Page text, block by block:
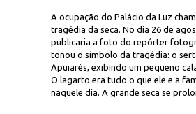
A ocupação do Palácio da Luz
tragédia da seca. No dia 26 de
publicaria a foto do repórter
tonou o símbolo da tragédia: o
Apuiarés, exibindo um pequeno
O lagarto era tudo o que ele e a
naquele dia. A grande seca se